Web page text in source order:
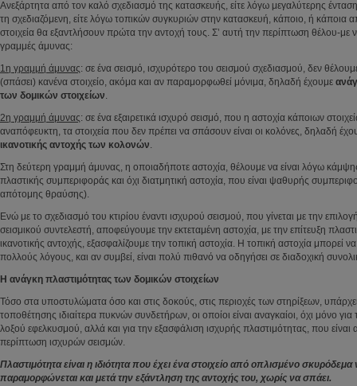
Ανεξάρτητα από τον καλό σχεδιασμό της κατασκευής, είτε λόγω μεγαλύτερης
τη σχεδιαζόμενη, είτε λόγω τοπικών συγκυριών στην κατασκευή, κάποιο, ή κάποια
στοιχεία θα εξαντλήσουν πρώτα την αντοχή τους. Σ’ αυτή την περίπτωση θέλου-με
γραμμές άμυνας:
1η γραμμή άμυνας: σε ένα σεισμό, ισχυρότερο του σεισμού σχεδιασμού, δεν
(σπάσει) κανένα στοιχείο, ακόμα και αν παραμορφωθεί μόνιμα, δηλαδή έχουμε
των δομικών στοιχείων.
2η γραμμή άμυνας: σε ένα εξαιρετικά ισχυρό σεισμό, που η αστοχία κάποιων
αναπόφευκτη, τα στοιχεία που δεν πρέπει να σπάσουν είναι οι κολόνες, δηλαδή
ικανοτικής αντοχής των κολονών.
Στη δεύτερη γραμμή άμυνας, η οποιαδήποτε αστοχία, θέλουμε να είναι λόγω
πλαστικής συμπεριφοράς και όχι διατμητική αστοχία, που είναι ψαθυρής
απότομης θραύσης).
Ενώ με το σχεδιασμό του κτιρίου έναντι ισχυρού σεισμού, που γίνεται με την
σεισμικού συντελεστή, αποφεύγουμε την εκτεταμένη αστοχία, με την επίτευξη
ικανοτικής αντοχής, εξασφαλίζουμε την τοπική αστοχία. Η τοπική αστοχία μπορεί
πολλούς λόγους, και αν συμβεί, είναι πολύ πιθανό να οδηγήσει σε διαδοχική
Η ανάγκη πλαστιμότητας των δομικών στοιχείων
Τόσο στα υποστυλώματα όσο και στις δοκούς, στις περιοχές των στηρίξεων,
τοποθέτησης ιδιαίτερα πυκνών συνδετήρων, οι οποίοι είναι αναγκαίοι, όχι μόνο
λοξού εφελκυσμού, αλλά και για την εξασφάλιση ισχυρής πλαστιμότητας, που είναι
περίπτωση ισχυρών σεισμών.
Πλαστιμότητα είναι η ιδιότητα που έχει ένα στοιχείο από οπλισμένο σκυρόδεμα
παραμορφώνεται και μετά την εξάντληση της αντοχής του, χωρίς να σπάει.